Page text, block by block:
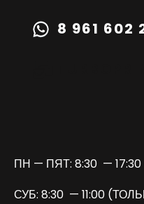
8 961 602
ПН — ПЯТ: 8:30 — 17:30
СУБ: 8:30 — 11:00